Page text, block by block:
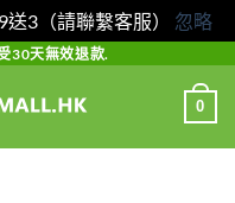
3（請聯繫客服） 忽略
30天無效退款.
0